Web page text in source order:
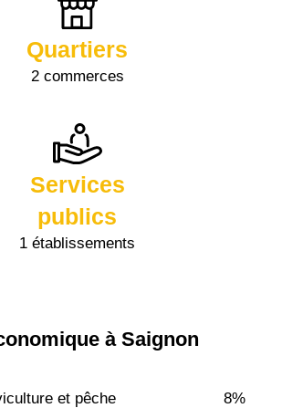
Quartiers
2 commerces
Services
publics
1 établissements
à Saignon
et pêche 8%